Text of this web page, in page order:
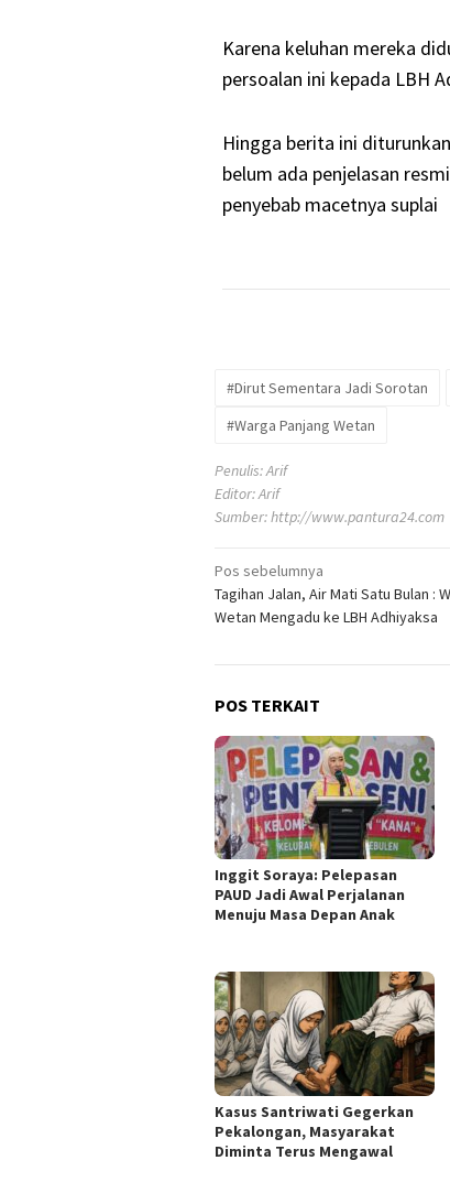
Karena keluhan mereka
persoalan ini kepada LBH
Hingga berita ini
belum ada penjelasan
penyebab macetnya suplai
#Dirut Sementara Jadi Sorotan
#Warga Panjang Wetan
Penulis: Arif
Editor: Arif
Sumber:http://www.pantura24.com
Navigasi
pos
Pos sebelumnya
Tagihan Jalan, Air Mati Satu Bulan :
Wetan Mengadu ke LBH Adhiyaksa
POS TERKAIT
Inggit Soraya: Pelepasan
PAUD Jadi Awal Perjalanan
Menuju Masa Depan Anak
Kasus Santriwati Gegerkan
Pekalongan, Masyarakat
Diminta Terus Mengawal